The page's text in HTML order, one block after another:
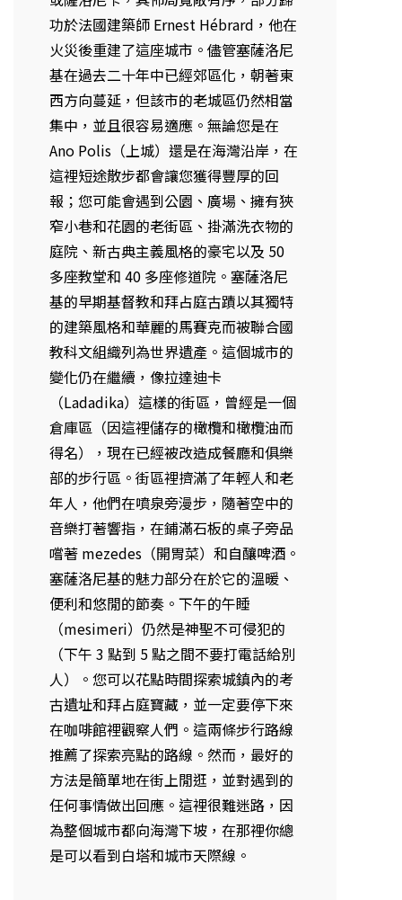
功於法國建築師 Ernest Hébrard，他在
火災後重建了這座城市。儘管塞薩洛尼
基在過去二十年中已經郊區化，朝著東
西方向蔓延，但該市的老城區仍然相當
集中，並且很容易適應。無論您是在
Ano Polis（上城）還是在海灣沿岸，在
這裡短途散步都會讓您獲得豐厚的回
報；您可能會遇到公園、廣場、擁有狹
窄小巷和花園的老街區、掛滿洗衣物的
庭院、新古典主義風格的豪宅以及 50
多座教堂和 40 多座修道院。塞薩洛尼
基的早期基督教和拜占庭古蹟以其獨特
的建築風格和華麗的馬賽克而被聯合國
教科文組織列為世界遺產。這個城市的
變化仍在繼續，像拉達迪卡
（Ladadika）這樣的街區，曾經是一個
倉庫區（因這裡儲存的橄欖和橄欖油而
得名），現在已經被改造成餐廳和俱樂
部的步行區。街區裡擠滿了年輕人和老
年人，他們在噴泉旁漫步，隨著空中的
音樂打著響指，在鋪滿石板的桌子旁品
嚐著 mezedes（開胃菜）和自釀啤酒。
塞薩洛尼基的魅力部分在於它的溫暖、
便利和悠閒的節奏。下午的午睡
（mesimeri）仍然是神聖不可侵犯的
（下午 3 點到 5 點之間不要打電話給別
人）。您可以花點時間探索城鎮內的考
古遺址和拜占庭寶藏，並一定要停下來
在咖啡館裡觀察人們。這兩條步行路線
推薦了探索亮點的路線。然而，最好的
方法是簡單地在街上閒逛，並對遇到的
任何事情做出回應。這裡很難迷路，因
為整個城市都向海灣下坡，在那裡你總
是可以看到白塔和城市天際線。